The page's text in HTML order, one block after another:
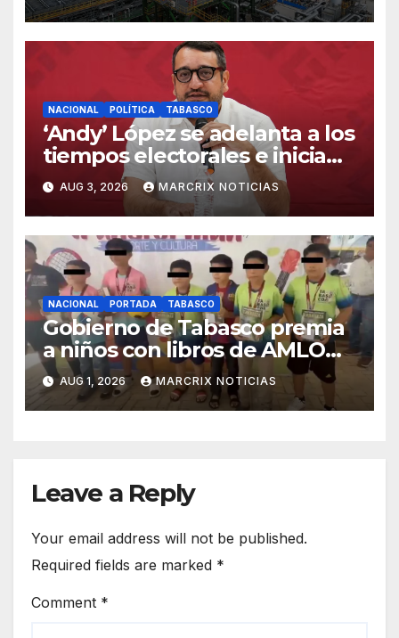
NACIONAL POLÍTICA TABASCO
‘Andy’ López se adelanta a los
tiempos electorales e inicia
recorridos por el Distrito 6 de
Tabasco
AUG 3, 2026 MARCRIX NOTICIAS
NACIONAL PORTADA TABASCO
Gobierno de Tabasco premia
a niños con libros de AMLO
en torneo de fútbol
AUG 1, 2026 MARCRIX NOTICIAS
Leave a Reply
Your email address will not be published.
Required fields are marked *
Comment *